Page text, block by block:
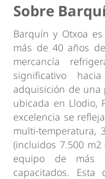
Sobre
Barquín y Otxoa
más de 40 años
mercancía
significativo
adquisición de una
ubicada en Llodio,
excelencia se
multi-temperatura,
(incluidos 7.500
equipo de más
capacitados. Esta